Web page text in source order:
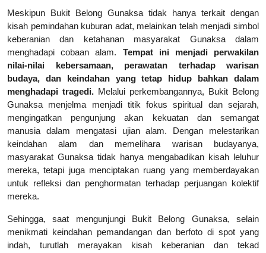
Meskipun Bukit Belong Gunaksa tidak hanya terkait dengan
kisah pemindahan kuburan adat, melainkan telah menjadi simbol
keberanian dan ketahanan masyarakat Gunaksa dalam
menghadapi cobaan alam. Tempat ini menjadi perwakilan
nilai-nilai kebersamaan, perawatan terhadap warisan
budaya, dan keindahan yang tetap hidup bahkan dalam
menghadapi tragedi. Melalui perkembangannya, Bukit Belong
Gunaksa menjelma menjadi titik fokus spiritual dan sejarah,
mengingatkan pengunjung akan kekuatan dan semangat
manusia dalam mengatasi ujian alam. Dengan melestarikan
keindahan alam dan memelihara warisan budayanya,
masyarakat Gunaksa tidak hanya mengabadikan kisah leluhur
mereka, tetapi juga menciptakan ruang yang memberdayakan
untuk refleksi dan penghormatan terhadap perjuangan kolektif
mereka.
Sehingga, saat mengunjungi Bukit Belong Gunaksa, selain
menikmati keindahan pemandangan dan berfoto di spot yang
indah, turutlah merayakan kisah keberanian dan tekad